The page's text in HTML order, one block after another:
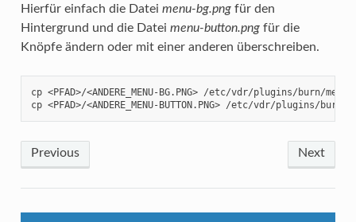
Hierfür einfach die Datei menu-bg.pngfür den
Hintergrund und die Datei menu-button.pngfür die
Knöpfe ändern oder mit einer anderen überschreiben.
cp <PFAD>/<ANDERE_MENU-BG.PNG> /etc/vdr/plugins/burn/
cp <PFAD>/<ANDERE_MENU-BUTTON.PNG> /etc/vdr/plugins/burn/
Previous Next